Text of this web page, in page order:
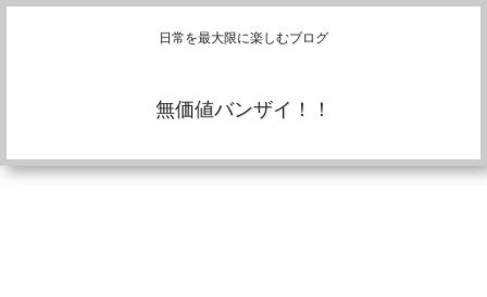
日常を最大限に楽しむブログ
無価値バンザイ！！